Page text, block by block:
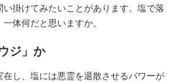
掛けてみたいことがあります。塩で落
体何だと思いますか。
ジ」か
在し、塩には悪霊を退散させるパワーが